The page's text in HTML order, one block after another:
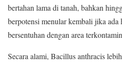
bertahan lama di tanah, bahkan
berpotensi menular kembali jika ada
bersentuhan dengan area
Secara alami, Bacillus anthracis